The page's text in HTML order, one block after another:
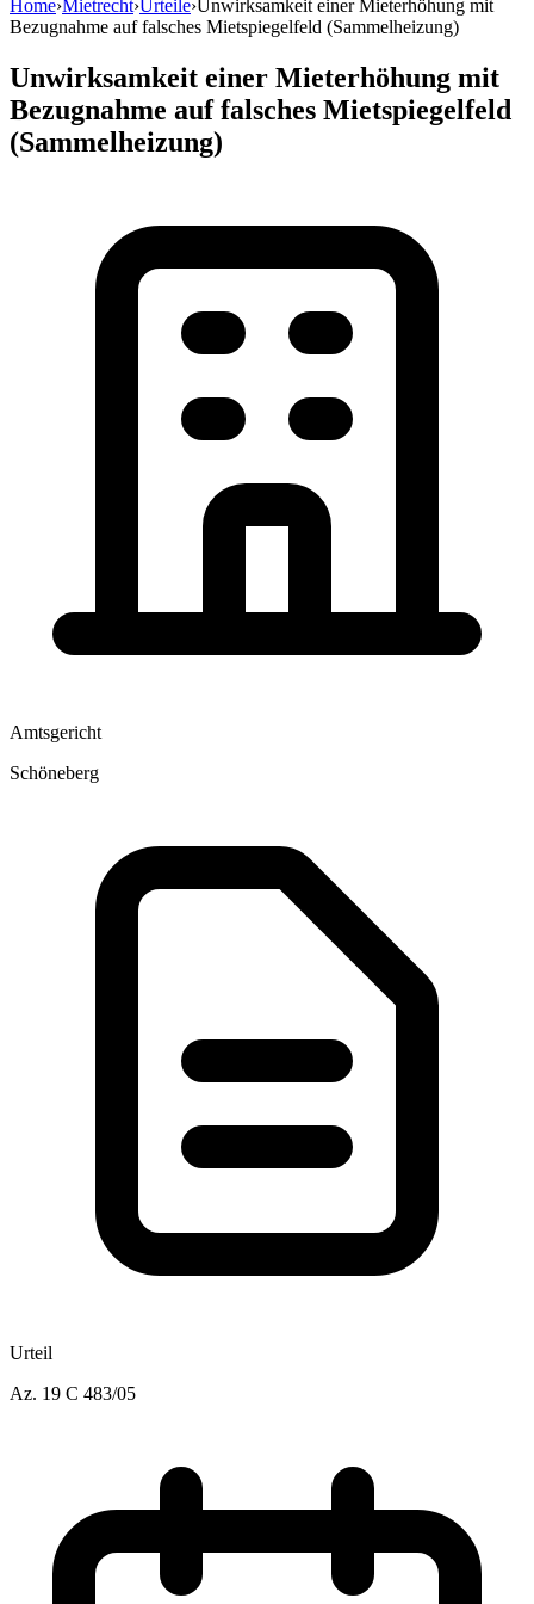
Home›Mietrecht›Urteile›Unwirksamkeit einer Mieterhöhung mit
Bezugnahme auf falsches Mietspiegelfeld (Sammelheizung)
Unwirksamkeit einer Mieterhöhung mit
Bezugnahme auf falsches Mietspiegelfeld
(Sammelheizung)
Amtsgericht
Schöneberg
Urteil
Az. 19 C 483/05